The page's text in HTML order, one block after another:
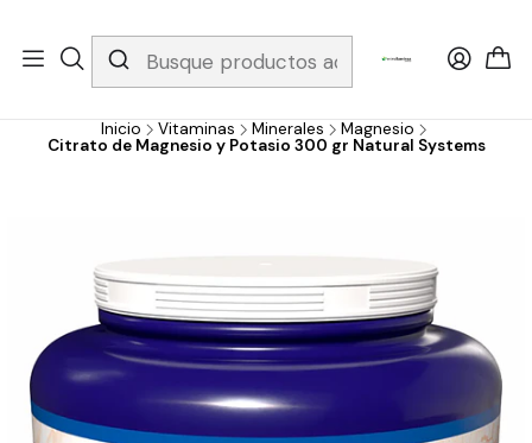
Whatsapp 3229079958/ Fijo 6019251796 / Envios a todo el país y
gratis apartir de 199.000!
Inicio Vitaminas Minerales
Magnesio
Citrato de Magnesio y Potasio 300 gr Natural Systems